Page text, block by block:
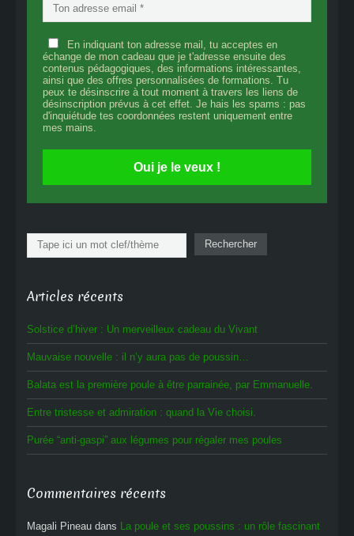
En indiquant ton adresse mail, tu acceptes en
échange de mon cadeau que je t'adresse ensuite des
contenus pédagogiques, des informations intéressantes,
ainsi que des offres personnalisées de formations. Tu
peux te désinscrire à tout moment à travers les liens de
désinscription prévus à cet effet. Je hais les spams : pas
d'inquiétude tes coordonnées restent uniquement entre
mes mains.
Oui je le veux !
Rechercher Rechercher
Articles récents
Solstice d’hiver : Un merveilleux cadeau du Vivant
Mauvaise nouvelle : il n’y aura pas de poussin…
Balata est la première poule à être parrainée, par Emmanuelle.
Entre tristesse et admiration : quand la Vie choisi.
Purée “anti-gaspi” aux légumes pour régaler mes poules
Commentaires récents
Magali Pineau dans La poule et ses poussins : un rôle fascinant